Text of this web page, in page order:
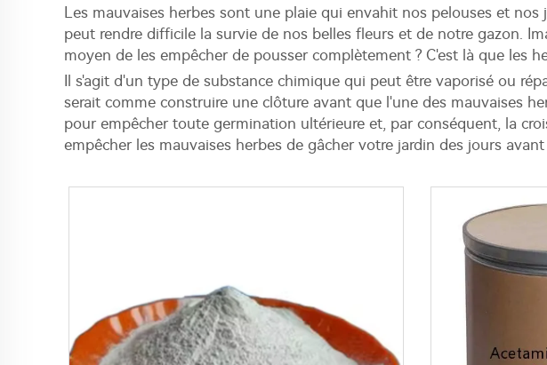
Les mauvaises herbes sont une plaie qui envahit nos pelouses et
peut rendre difficile la survie de nos belles fleurs et de notre gazon.
moyen de les empêcher de pousser complètement ? C'est là que les
Il s'agit d'un type de substance chimique qui peut être vaporisé ou
serait comme construire une clôture avant que l'une des mauvaises
pour empêcher toute germination ultérieure et, par conséquent, la
empêcher les mauvaises herbes de gâcher votre jardin des jours